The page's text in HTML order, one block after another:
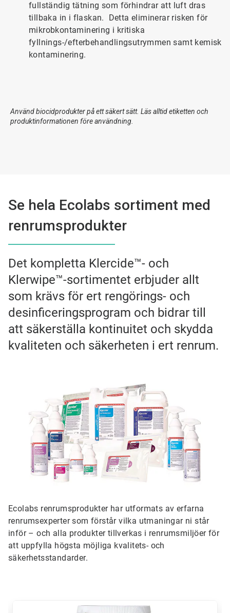
fullständig tätning som förhindrar att luft dras
tillbaka in i flaskan. Detta eliminerar risken för
mikrobkontaminering i kritiska
fyllnings-/efterbehandlingsutrymmen samt kemisk
kontaminering.
Använd biocidprodukter på ett säkert sätt. Läs alltid etiketten och
produktinformationen före användning.
Se hela Ecolabs sortiment med
renrumsprodukter
Det kompletta Klercide™- och
Klerwipe™-sortimentet erbjuder allt
som krävs för ert rengörings- och
desinficeringsprogram och bidrar till
att säkerställa kontinuitet och skydda
kvaliteten och säkerheten i ert renrum.
Ecolabs renrumsprodukter har utformats av erfarna
renrumsexperter som förstår vilka utmaningar ni står
inför – och alla produkter tillverkas i renrumsmiljöer för
att uppfylla högsta möjliga kvalitets- och
säkerhetsstandarder.